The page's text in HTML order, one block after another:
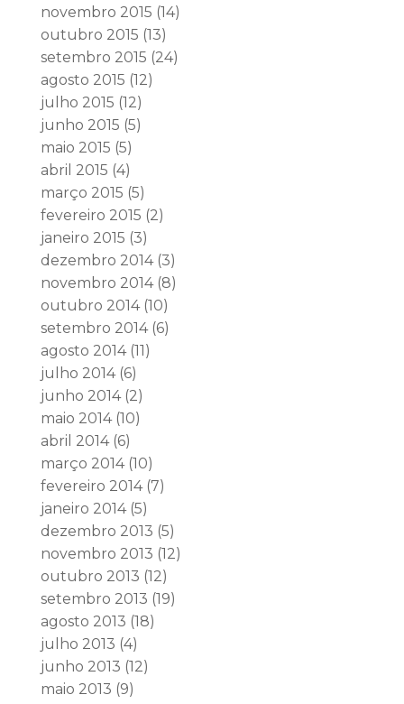
novembro 2015 (14)
outubro 2015 (13)
setembro 2015 (24)
agosto 2015 (12)
julho 2015 (12)
junho 2015 (5)
maio 2015 (5)
abril 2015 (4)
março 2015 (5)
fevereiro 2015 (2)
janeiro 2015 (3)
dezembro 2014(3)
novembro 2014(8)
outubro 2014(10)
setembro 2014(6)
agosto 2014(11)
julho 2014(6)
junho 2014(2)
maio 2014(10)
abril 2014(6)
março 2014(10)
fevereiro 2014(7)
janeiro 2014(5)
dezembro 2013 (5)
novembro 2013 (12)
outubro 2013 (12)
setembro 2013 (19)
agosto 2013 (18)
julho 2013 (4)
junho 2013 (12)
maio 2013 (9)